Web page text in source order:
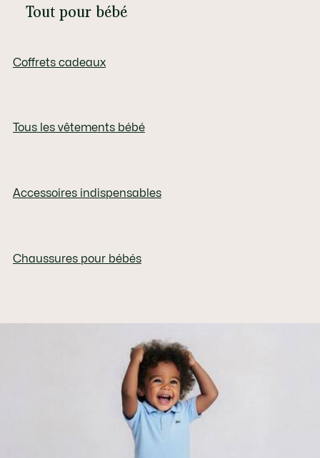
Tout pour bébé
Coffrets cadeaux
Tous les vêtements bébé
Accessoires indispensables
Chaussures pour bébés